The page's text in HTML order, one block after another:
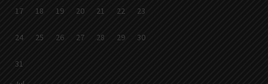
17 18 19 20 21 22 23
24 25 26 27 28 29 30
31